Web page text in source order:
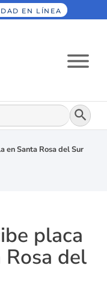
EN LÍNEA
Botón
en Santa Rosa del Sur
placa
del